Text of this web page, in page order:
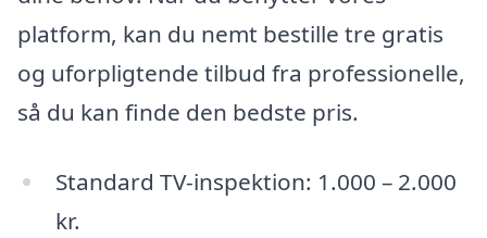
platform, kan du nemt bestille tre gratis
og uforpligtende tilbud fra professionelle,
så du kan finde den bedste pris.
Standard TV-inspektion: 1.000 – 2.000
kr.